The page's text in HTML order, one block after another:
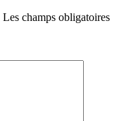
Les champs obligatoires